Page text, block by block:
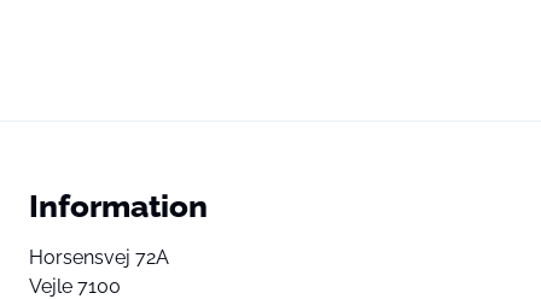
Information
Horsensvej 72A
Vejle 7100